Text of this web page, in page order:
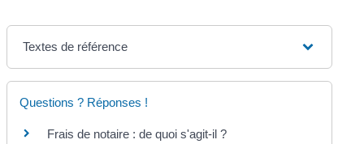
Textes de référence
Questions ? Réponses !
Frais de notaire : de quoi s'agit-il ?